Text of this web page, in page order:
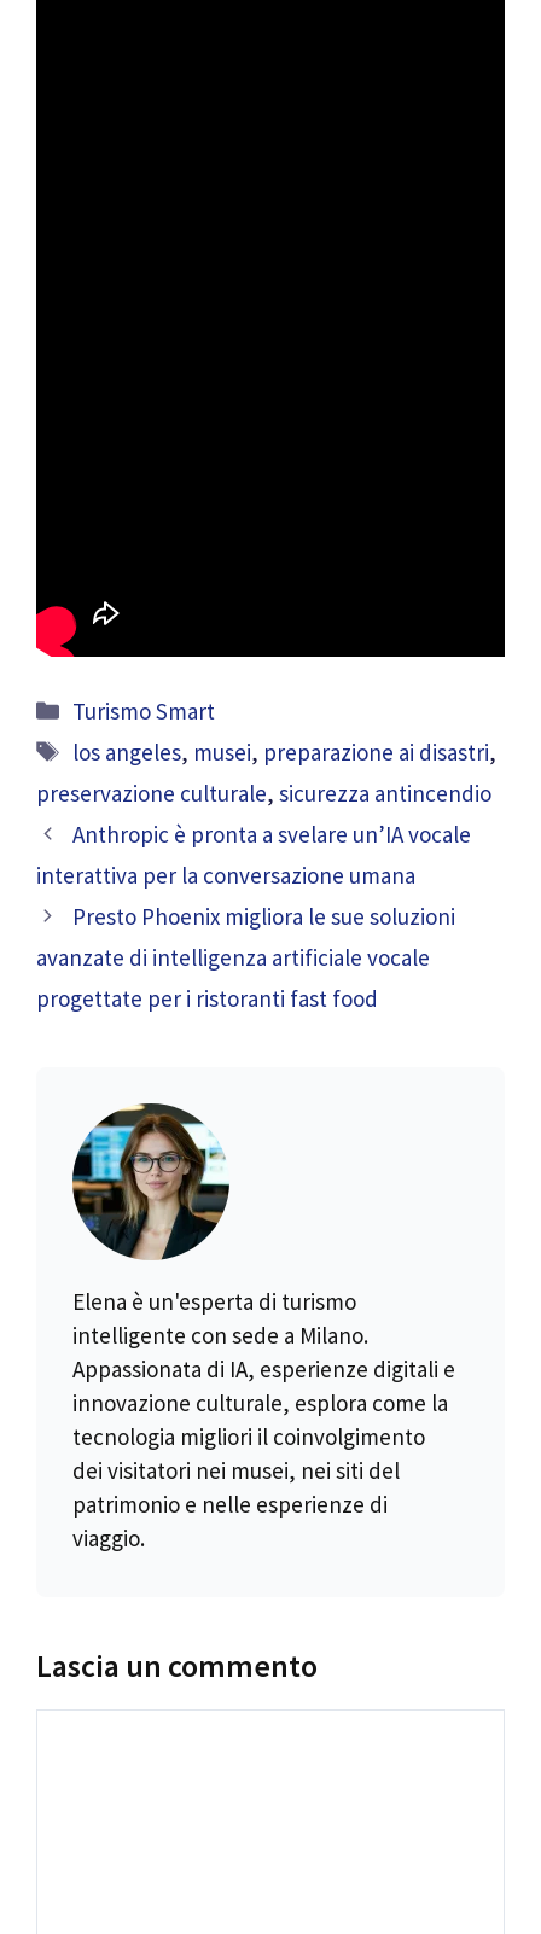
Categorie
Turismo Smart
Tag
los angeles, musei, preparazione ai disastri,
preservazione culturale, sicurezza antincendio
Anthropic è pronta a svelare un’IA vocale
interattiva per la conversazione umana
Presto Phoenix migliora le sue soluzioni
avanzate di intelligenza artificiale vocale
progettate per i ristoranti fast food
Elena è un'esperta di turismo
intelligente con sede a Milano.
Appassionata di IA, esperienze digitali e
innovazione culturale, esplora come la
tecnologia migliori il coinvolgimento
dei visitatori nei musei, nei siti del
patrimonio e nelle esperienze di
viaggio.
Lascia un commento